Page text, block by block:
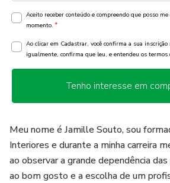
Aceito receber conteúdo e compreendo que posso
momento. *
Ao clicar em Cadastrar, você confirma a sua
igualmente, confirma que leu, e entendeu os termos
Tenho interesse em
Meu nome é Jamille Souto, sou
Interiores e durante a minha carreira
ao observar a grande dependência
ao bom gosto e a escolha de um